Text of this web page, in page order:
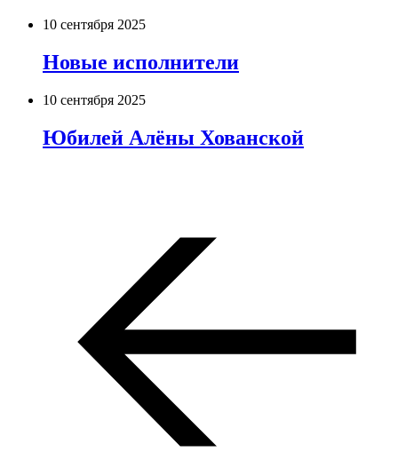
10 сентября 2025
Новые исполнители
10 сентября 2025
Юбилей Алёны Хованской